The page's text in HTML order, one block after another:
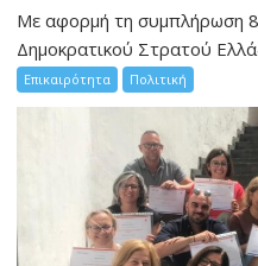
Με αφορμή τη συμπλήρωση
Δημοκρατικού Στρατού
Επικαιρότητα Πολιτική